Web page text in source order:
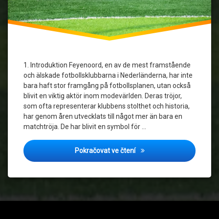
1. Introduktion Feyenoord, en av de mest framstående
och älskade fotbollsklubbarna i Nederländerna, har inte
bara haft stor framgång på fotbollsplanen, utan också
blivit en viktig aktör inom modevärlden. Deras tröjor,
som ofta representerar klubbens stolthet och historia,
har genom åren utvecklats till något mer än bara en
matchtröja. De har blivit en symbol för …
Pokračovat ve čteníHur Feyenoord Tröjor Har
Mode
och
Streetwear
och Fotboll
Tröjor
och
Mode